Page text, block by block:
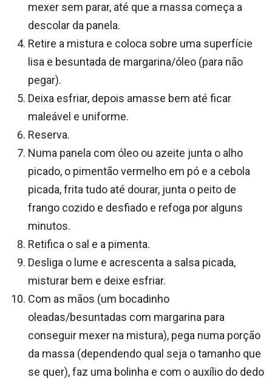
mexer sem parar, até que a massa começa a
descolar da panela.
Retire a mistura e coloca sobre uma superfície
lisa e besuntada de margarina/óleo (para não
pegar).
Deixa esfriar, depois amasse bem até ficar
maleável e uniforme.
Reserva.
Numa panela com óleo ou azeite junta o alho
picado, o pimentão vermelho em pó e a cebola
picada, frita tudo até dourar, junta o peito de
frango cozido e desfiado e refoga por alguns
minutos.
Retifica o sal e a pimenta.
Desliga o lume e acrescenta a salsa picada,
misturar bem e deixe esfriar.
Com as mãos (um bocadinho
oleadas/besuntadas com margarina para
conseguir mexer na mistura), pega numa porção
da massa (dependendo qual seja o tamanho que
se quer), faz uma bolinha e com o auxílio do dedo